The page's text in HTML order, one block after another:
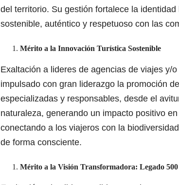
del territorio. Su gestión fortalece la
sostenible, auténtico y respetuoso con las
Mérito a la Innovación Turística Sostenible
Exaltación a lideres de agencias de viajes y/
impulsado con gran liderazgo la promoción
especializadas y responsables, desde el
naturaleza, generando un impacto positivo
conectando a los viajeros con la
de forma consciente.
Mérito a la Visión Transformadora: Legado 500